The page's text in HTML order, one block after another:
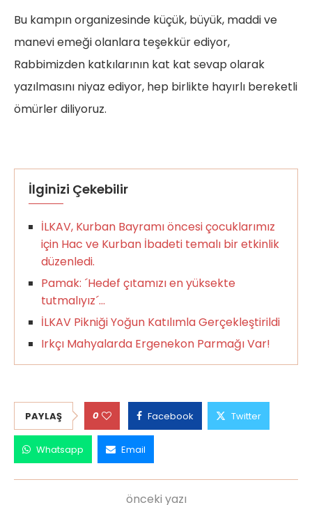
Bu kampın organizesinde küçük, büyük, maddi ve
manevi emeği olanlara teşekkür ediyor,
Rabbimizden katkılarının kat kat sevap olarak
yazılmasını niyaz ediyor, hep birlikte hayırlı bereketli
ömürler diliyoruz.
İlginizi Çekebilir
İLKAV, Kurban Bayramı öncesi çocuklarımız
için Hac ve Kurban İbadeti temalı bir etkinlik
düzenledi.
Pamak: ´Hedef çıtamızı en yüksekte
tutmalıyız´…
İLKAV Pikniği Yoğun Katılımla Gerçekleştirildi
Irkçı Mahyalarda Ergenekon Parmağı Var!
PAYLAŞ 0 Facebook Twitter
Whatsapp Email
önceki yazı